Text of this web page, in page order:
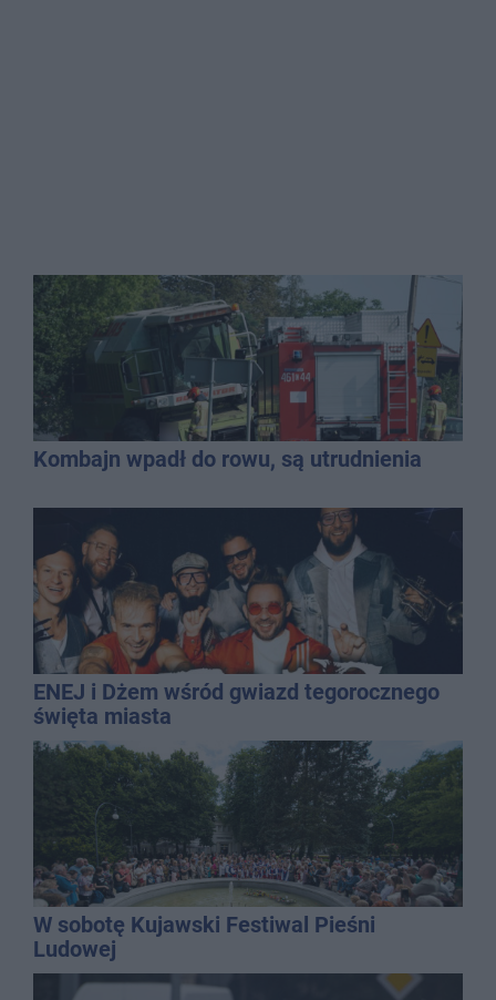
Kombajn wpadł do rowu, są utrudnienia
ENEJ i Dżem wśród gwiazd tegorocznego
święta miasta
W sobotę Kujawski Festiwal Pieśni
Ludowej